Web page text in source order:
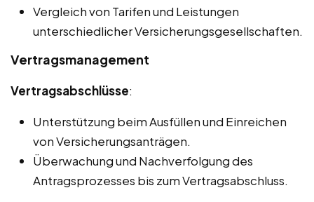
Vergleich von Tarifen und Leistungen
unterschiedlicher Versicherungsgesellschaften.
Vertragsmanagement
Vertragsabschlüsse:
Unterstützung beim Ausfüllen und Einreichen
von Versicherungsanträgen.
Überwachung und Nachverfolgung des
Antragsprozesses bis zum Vertragsabschluss.